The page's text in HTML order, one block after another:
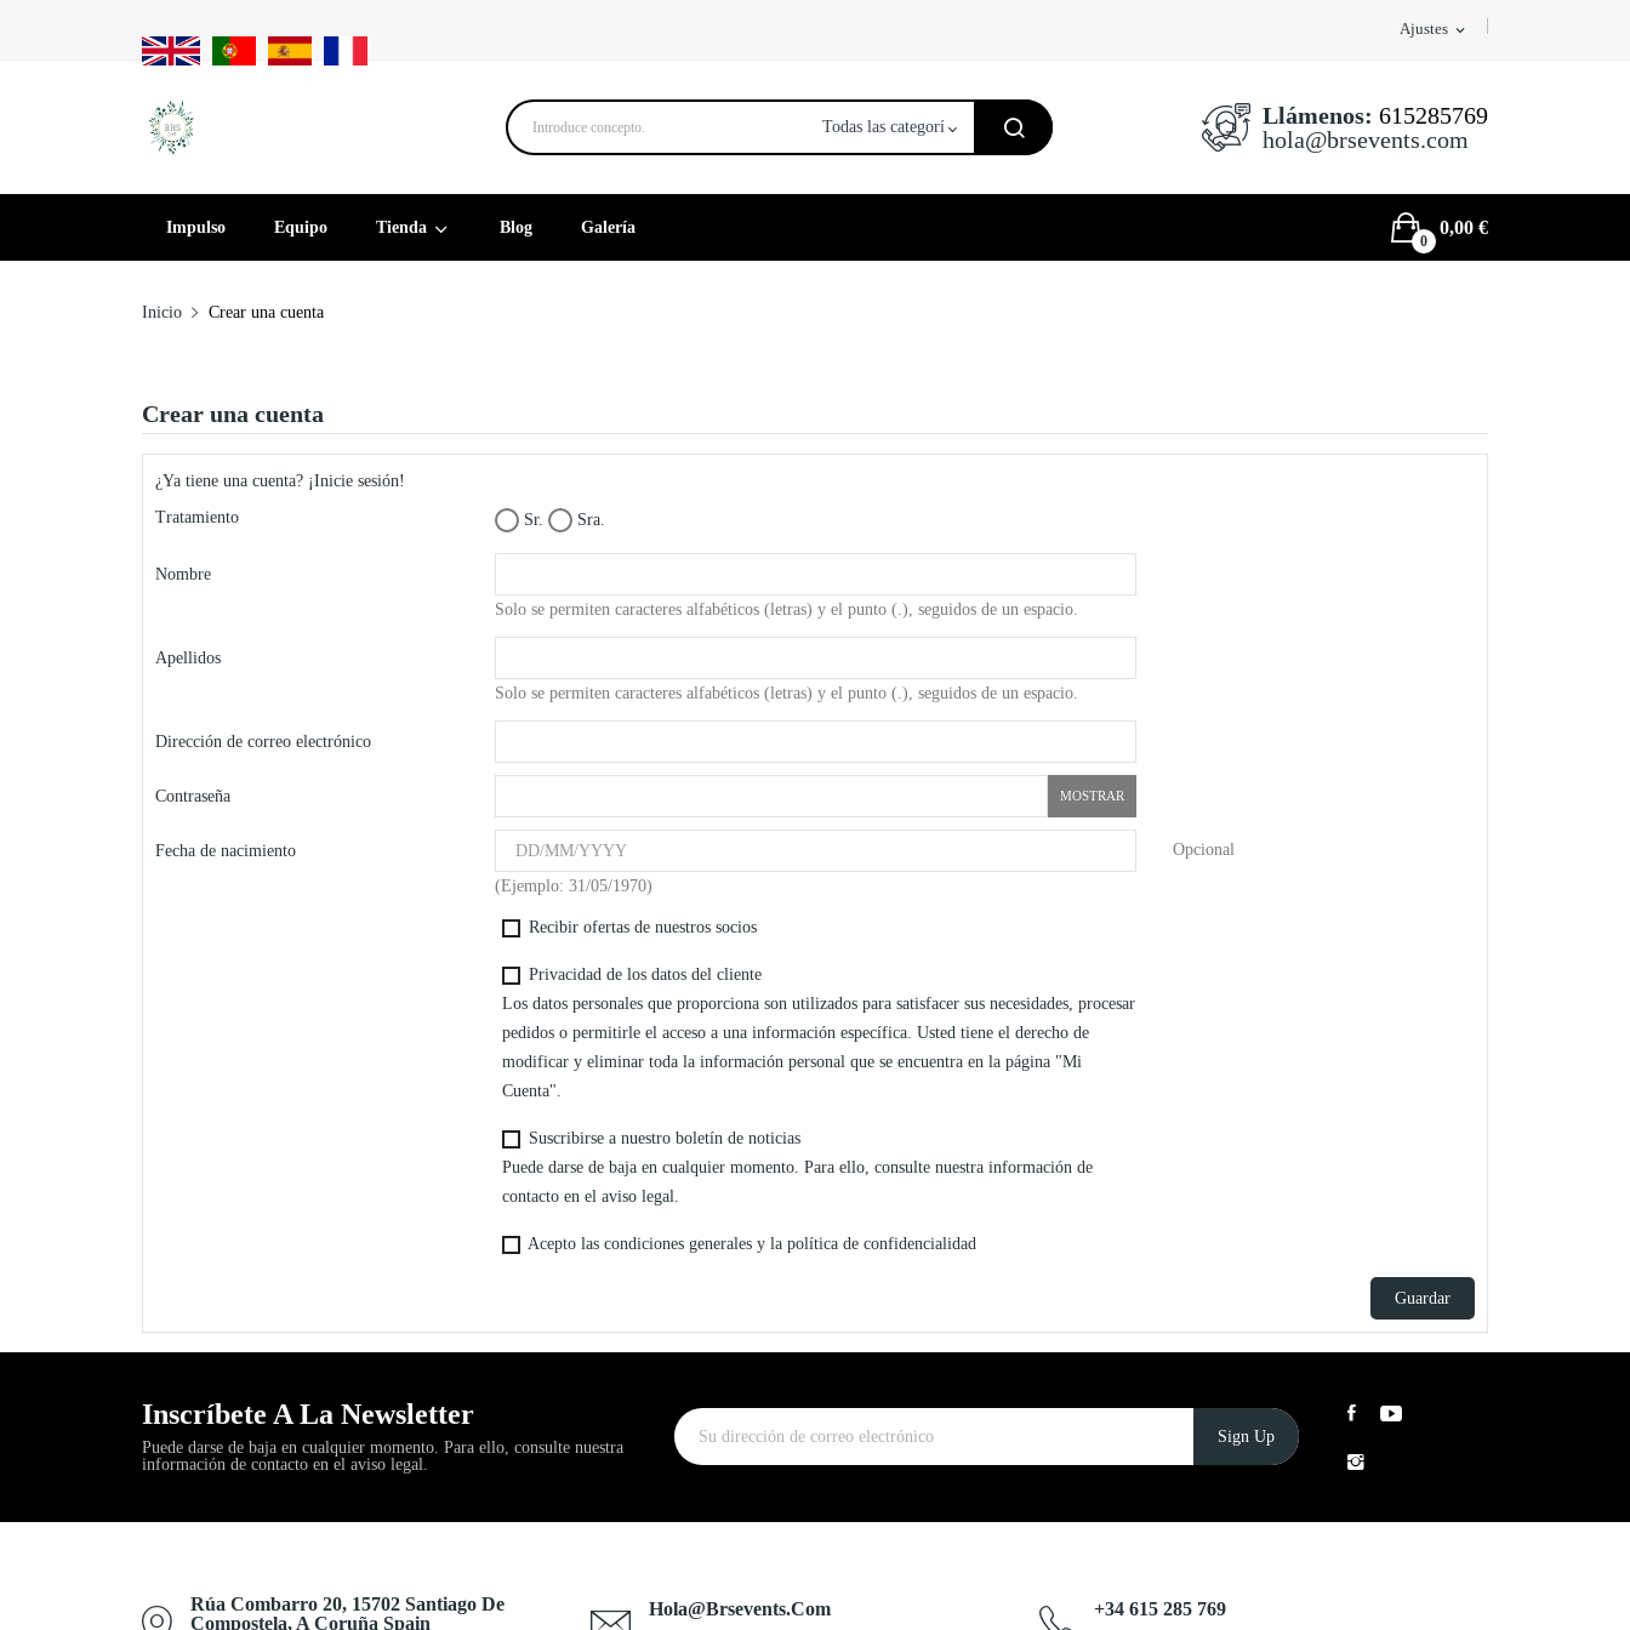
Ajustes expand_more
0
0,00 €
Llámenos: 615285769
hola@brsevents.com
Impulso Equipo Tienda Blog Galería
Inicio Crear una cuenta
Crear una cuenta
¿Ya tiene una cuenta? ¡Inicie sesión!
Tratamiento Sr. Sra.
Nombre
Solo se permiten caracteres alfabéticos (letras) y el punto (.), seguidos de un espacio.
Apellidos
Solo se permiten caracteres alfabéticos (letras) y el punto (.), seguidos de un espacio.
Dirección de correo electrónico
Contraseña MOSTRAR
Fecha de nacimiento
(Ejemplo: 31/05/1970)
Opcional
Recibir ofertas de nuestros socios
Privacidad de los datos del cliente
Los datos personales que proporciona son utilizados para satisfacer sus necesidades, procesar
pedidos o permitirle el acceso a una información específica. Usted tiene el derecho de
modificar y eliminar toda la información personal que se encuentra en la página "Mi
Cuenta".
Suscribirse a nuestro boletín de noticias
Puede darse de baja en cualquier momento. Para ello, consulte nuestra información de
contacto en el aviso legal.
Acepto las condiciones generales y la política de confidencialidad
Guardar
Inscríbete A La Newsletter
Puede darse de baja en cualquier momento. Para ello, consulte nuestra
información de contacto en el aviso legal.
Rúa Combarro 20, 15702 Santiago De
Compostela, A Coruña Spain
Hola@brsevents.com +34 615 285 769